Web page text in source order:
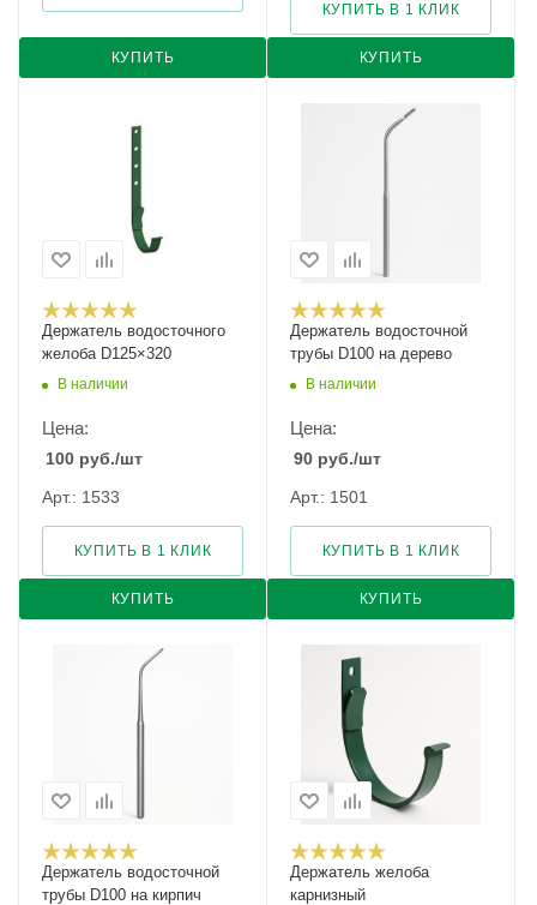
КУПИТЬ КУПИТЬ
КУПИТЬ В 1 КЛИК
Держатель водосточного
желоба D125×320
В наличии
Цена:
100 руб./шт
Арт.: 1533
КУПИТЬ
КУПИТЬ В 1 КЛИК
Держатель водосточной
трубы D100 на дерево
В наличии
Цена:
90 руб./шт
Арт.: 1501
КУПИТЬ
КУПИТЬ В 1 КЛИК
Держатель водосточной
трубы D100 на кирпич
Держатель желоба
карнизный